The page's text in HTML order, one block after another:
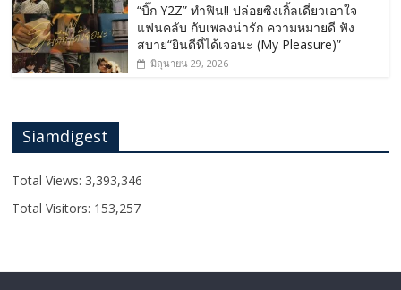
“บิ๊ก Y2Z” ทำฟิน!! ปล่อยซิงเกิ้ลเดี่ยวเอาใจ
แฟนคลับ กับเพลงน่ารัก ความหมายดี ฟัง
สบาย“ยินดีที่ได้เจอนะ (My Pleasure)”
มิถุนายน 29, 2026
Siamdigest
Total Views: 3,393,346
Total Visitors: 153,257